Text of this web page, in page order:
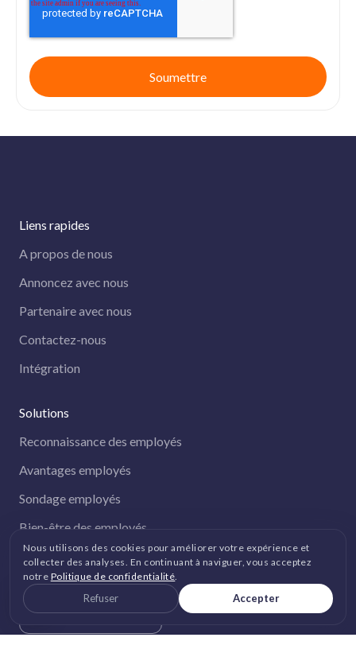
Liens rapides
A propos de nous
Annoncez avec nous
Partenaire avec nous
Contactez-nous
Intégration
Solutions
Reconnaissance des employés
Avantages employés
Sondage employés
Bien-être des employés
Solution tout-en-un
GET IT ON
Google Play
Nous utilisons des cookies pour améliorer votre expérience et
collecter des analyses. En continuant à naviguer, vous acceptez
notre Politique de confidentialité.
Refuser Accepter